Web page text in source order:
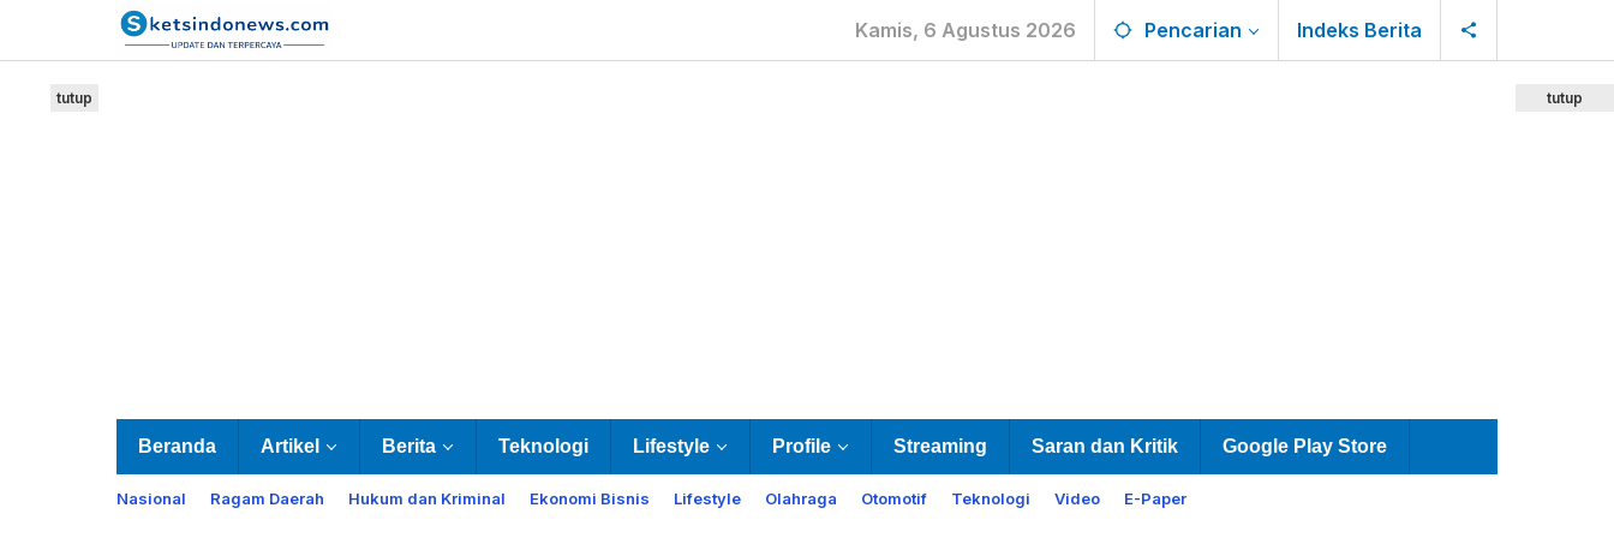
Kamis, 6 Agustus 2026 Pencarian Indeks Berita
Beranda Artikel Berita Teknologi Lifestyle Profile Streaming Saran dan Kritik Google Play Store
Nasional Ragam Daerah Hukum dan Kriminal Ekonomi Bisnis Lifestyle Olahraga Otomotif Teknologi Video E-Paper
tutup tutup